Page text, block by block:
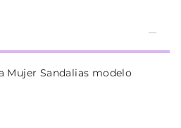
Mujer Sandalias modelo